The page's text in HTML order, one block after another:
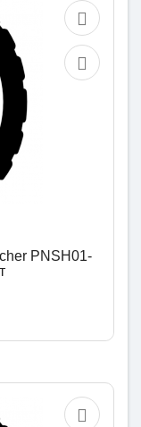
PNSH01-